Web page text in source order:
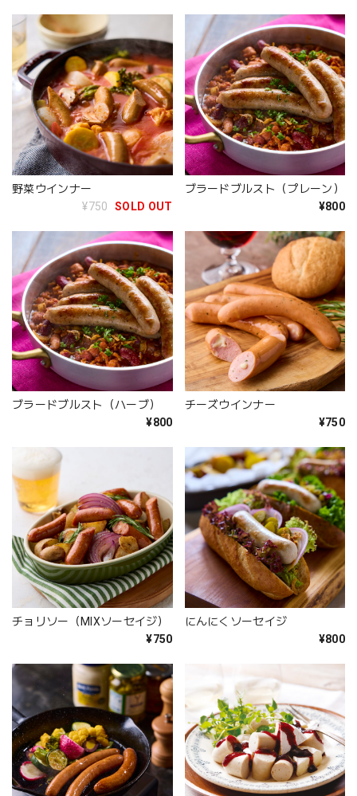
野菜ウインナー
¥750
SOLD OUT
ブラードブルスト（プレーン）
¥800
ブラードブルスト（ハーブ）
¥800
チーズウインナー
¥750
チョリソー（MIXソーセイジ）
¥750
にんにくソーセイジ
¥800